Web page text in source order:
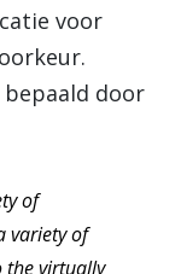
voor
bepaald door
of
variety of
the virtually